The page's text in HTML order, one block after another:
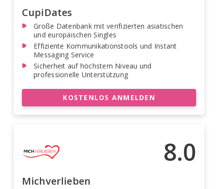
CupiDates
Große Datenbank mit verifizierten asiatischen
und europäischen Singles
Effiziente Kommunikationstools und Instant
Messaging Service
Sicherheit auf höchstem Niveau und
professionelle Unterstützung
KOSTENLOS ANMELDEN
8.0
Michverlieben